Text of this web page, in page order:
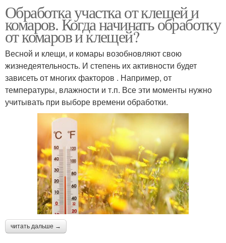
Обработка участка от клещей и
комаров. Когда начинать обработку
от комаров и клещей?
Весной и клещи, и комары возобновляют свою
жизнедеятельность. И степень их активности будет
зависеть от многих факторов . Например, от
температуры, влажности и т.п. Все эти моменты нужно
учитывать при выборе времени обработки.
читать дальше →